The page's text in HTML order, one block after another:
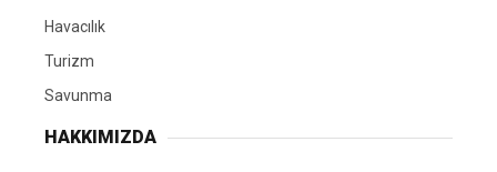
Havacılık
Turizm
Savunma
HAKKIMIZDA